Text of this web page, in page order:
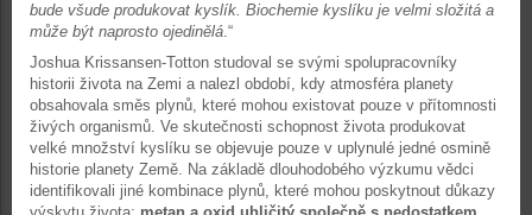
bude všude produkovat kyslík. Biochemie kyslíku je velmi složitá a
může být naprosto ojedinělá.“
Joshua Krissansen-Totton studoval se svými spolupracovníky
historii života na Zemi a nalezl období, kdy atmosféra planety
obsahovala směs plynů, které mohou existovat pouze v přítomnosti
živých organismů. Ve skutečnosti schopnost života produkovat
velké množství kyslíku se objevuje pouze v uplynulé jedné osmině
historie planety Země. Na základě dlouhodobého výzkumu vědci
identifikovali jiné kombinace plynů, které mohou poskytnout důkazy